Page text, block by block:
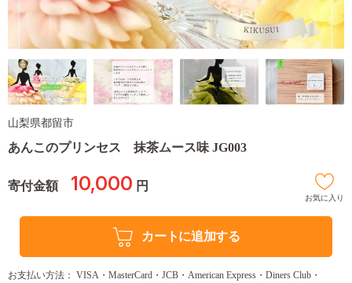
山梨県都留市
あんこのプリンセス 抹茶ムース味 JG003
寄付金額 10,000 円
お気に入り
カートに追加する
お支払い方法： VISA・MasterCard・JCB・American Express・Diners Club・